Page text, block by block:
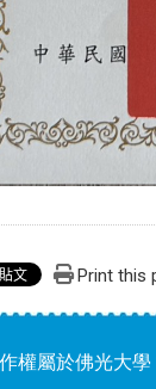
Print this
權屬於佛光大